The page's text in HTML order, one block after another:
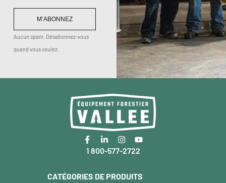
M’ABONNEZ
Aucun spam. Désabonnez-vous
quand vous voulez.
1 800-577-2722
CATÉGORIES DE PRODUITS